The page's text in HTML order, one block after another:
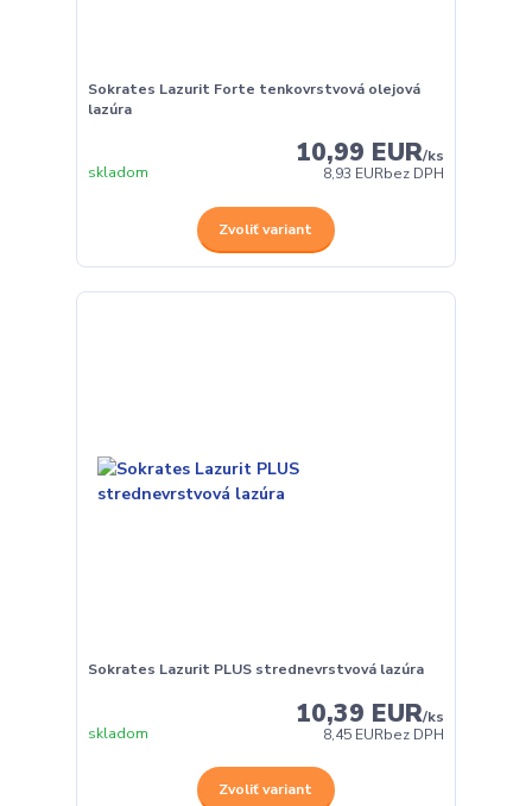
Sokrates Lazurit Forte tenkovrstvová olejová
lazúra
10,99 EUR/ks
8,93 EURbez DPH
skladom
Zvoliť variant
Sokrates Lazurit PLUS strednevrstvová lazúra
10,39 EUR/ks
8,45 EURbez DPH
skladom
Zvoliť variant